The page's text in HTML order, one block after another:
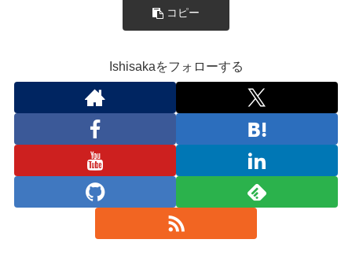
コピー
Ishisakaをフォローする